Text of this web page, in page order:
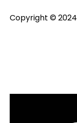
Copyright © 2024